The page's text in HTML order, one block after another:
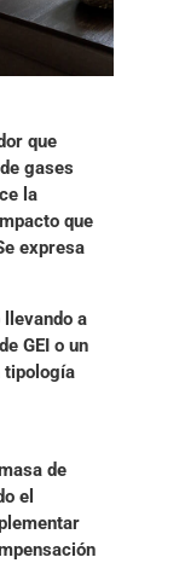
que
gases
la
que
expresa
a
GEI o un
tipología
de
el